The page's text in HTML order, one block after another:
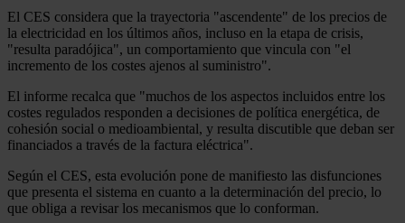
El CES considera que la trayectoria "ascendente" de los precios de
la electricidad en los últimos años, incluso en la etapa de crisis,
"resulta paradójica", un comportamiento que vincula con "el
incremento de los costes ajenos al suministro".
El informe recalca que "muchos de los aspectos incluidos entre los
costes regulados responden a decisiones de política energética, de
cohesión social o medioambiental, y resulta discutible que deban ser
financiados a través de la factura eléctrica".
Según el CES, esta evolución pone de manifiesto las disfunciones
que presenta el sistema en cuanto a la determinación del precio, lo
que obliga a revisar los mecanismos que lo conforman.